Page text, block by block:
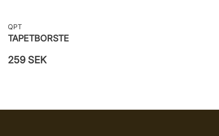
QPT
TAPETBORSTE
259 SEK